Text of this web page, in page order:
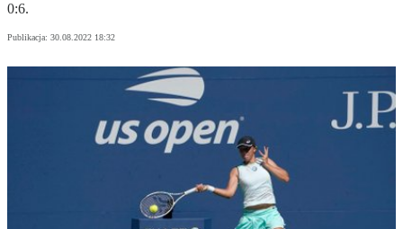
0:6.
Publikacja: 30.08.2022 18:32